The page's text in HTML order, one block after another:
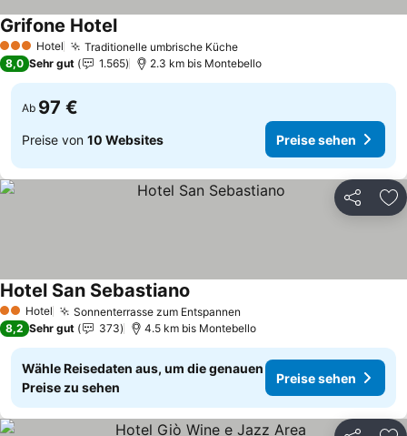
3 SterneHotel Traditionelle umbrische Küche
Grifone Hotel
8,0 Sehr gut 1.565 2.3 km bis Montebello
Ab 97 €
Preise von 10 Websites Preise sehen
Teilen
2 Sterne
Hotel Sonnenterrasse zum Entspannen
Hotel San Sebastiano
8,2 Sehr gut 373 4.5 km bis Montebello
Wähle Reisedaten aus, um die genauen
Preise zu sehen
Preise sehen